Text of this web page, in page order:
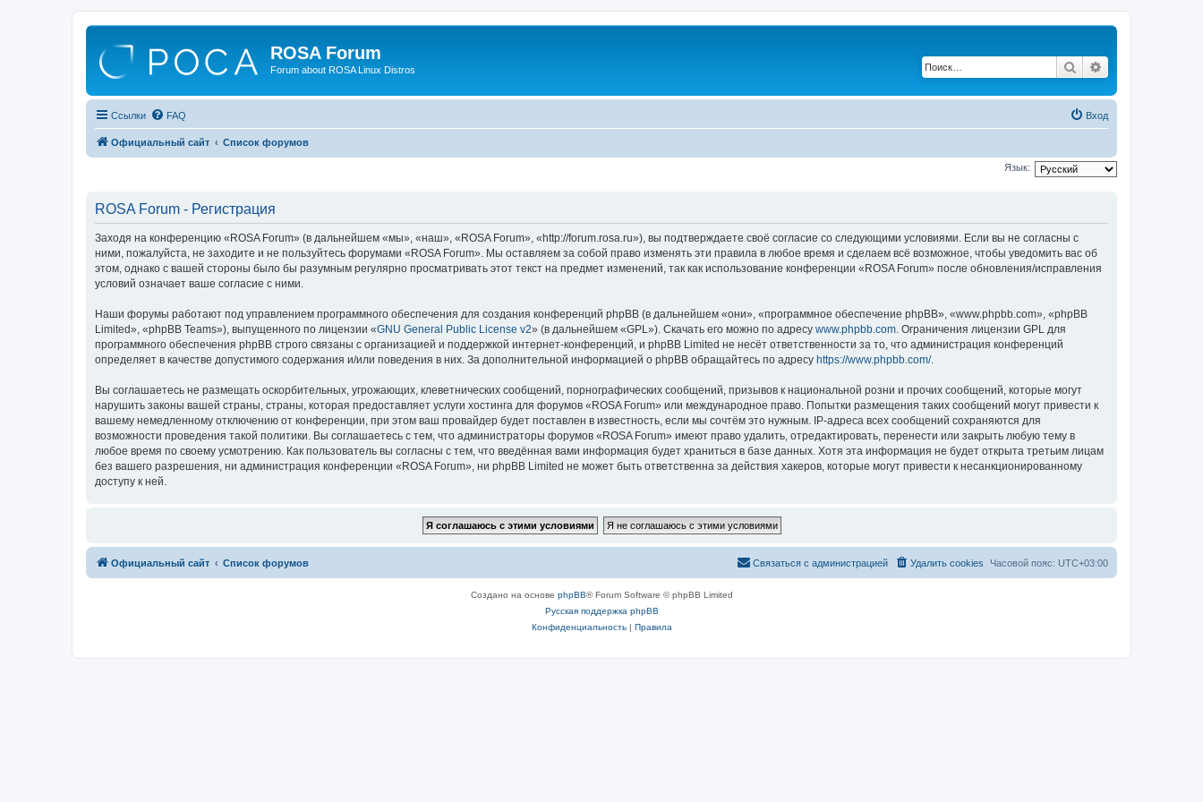
ROSA Forum
Forum about ROSA Linux Distros Поиск
Ссылки FAQ Вход
Официальный сайт Список форумов
Язык:
ROSA Forum - Регистрация
Заходя на конференцию «ROSA Forum» (в дальнейшем «мы», «наш», «ROSA Forum», «http://forum.rosa.ru»), вы подтверждаете своё согласие со следующими условиями. Если вы не согласны с
ними, пожалуйста, не заходите и не пользуйтесь форумами «ROSA Forum». Мы оставляем за собой право изменять эти правила в любое время и сделаем всё возможное, чтобы уведомить вас об
этом, однако с вашей стороны было бы разумным регулярно просматривать этот текст на предмет изменений, так как использование конференции «ROSA Forum» после обновления/исправления
условий означает ваше согласие с ними.
Наши форумы работают под управлением программного обеспечения для создания конференций phpBB (в дальнейшем «они», «программное обеспечение phpBB», «www.phpbb.com», «phpBB
Limited», «phpBB Teams»), выпущенного по лицензии «GNU General Public License v2» (в дальнейшем «GPL»). Скачать его можно по адресу www.phpbb.com. Ограничения лицензии GPL для
программного обеспечения phpBB строго связаны с организацией и поддержкой интернет-конференций, и phpBB Limited не несёт ответственности за то, что администрация конференций
определяет в качестве допустимого содержания и/или поведения в них. За дополнительной информацией о phpBB обращайтесь по адресу https://www.phpbb.com/.
Вы соглашаетесь не размещать оскорбительных, угрожающих, клеветнических сообщений, порнографических сообщений, призывов к национальной розни и прочих сообщений, которые могут
нарушить законы вашей страны, страны, которая предоставляет услуги хостинга для форумов «ROSA Forum» или международное право. Попытки размещения таких сообщений могут привести к
вашему немедленному отключению от конференции, при этом ваш провайдер будет поставлен в известность, если мы сочтём это нужным. IP-адреса всех сообщений сохраняются для
возможности проведения такой политики. Вы соглашаетесь с тем, что администраторы форумов «ROSA Forum» имеют право удалить, отредактировать, перенести или закрыть любую тему в
любое время по своему усмотрению. Как пользователь вы согласны с тем, что введённая вами информация будет храниться в базе данных. Хотя эта информация не будет открыта третьим лицам
без вашего разрешения, ни администрация конференции «ROSA Forum», ни phpBB Limited не может быть ответственна за действия хакеров, которые могут привести к несанкционированному
доступу к ней.
Официальный сайт Список форумов Часовой пояс: UTC+03:00
Удалить cookies
Связаться с администрацией
Создано на основе phpBB® Forum Software © phpBB Limited
Русская поддержка phpBB
Конфиденциальность| Правила